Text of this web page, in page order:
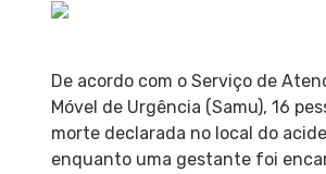
De acordo com o Serviço de
Móvel de Urgência (Samu), 16
morte declarada no local do
enquanto uma gestante foi